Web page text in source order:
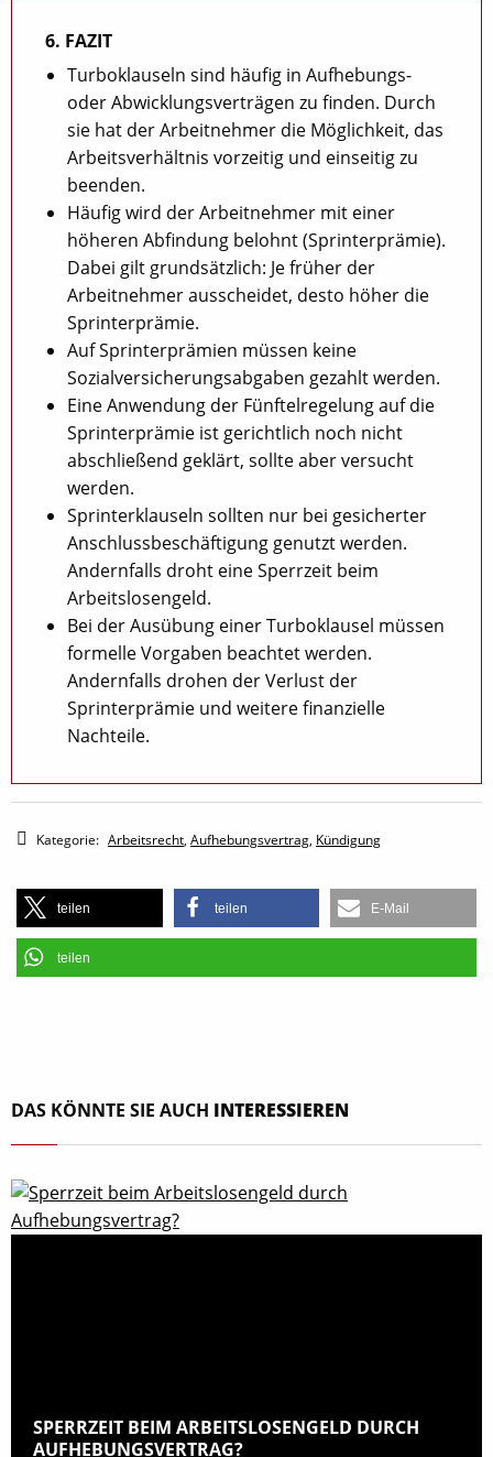
6. FAZIT
Turboklauseln sind häufig in Aufhebungs-
oder Abwicklungsverträgen zu finden. Durch
sie hat der Arbeitnehmer die Möglichkeit, das
Arbeitsverhältnis vorzeitig und einseitig zu
beenden.
Häufig wird der Arbeitnehmer mit einer
höheren Abfindung belohnt (Sprinterprämie).
Dabei gilt grundsätzlich: Je früher der
Arbeitnehmer ausscheidet, desto höher die
Sprinterprämie.
Auf Sprinterprämien müssen keine
Sozialversicherungsabgaben gezahlt werden.
Eine Anwendung der Fünftelregelung auf die
Sprinterprämie ist gerichtlich noch nicht
abschließend geklärt, sollte aber versucht
werden.
Sprinterklauseln sollten nur bei gesicherter
Anschlussbeschäftigung genutzt werden.
Andernfalls droht eine Sperrzeit beim
Arbeitslosengeld.
Bei der Ausübung einer Turboklausel müssen
formelle Vorgaben beachtet werden.
Andernfalls drohen der Verlust der
Sprinterprämie und weitere finanzielle
Nachteile.
Kategorie: Arbeitsrecht, Aufhebungsvertrag, Kündigung
teilen teilen E-Mail
teilen
DAS KÖNNTE SIE AUCH INTERESSIEREN
SPERRZEIT BEIM ARBEITSLOSENGELD DURCH
AUFHEBUNGSVERTRAG?